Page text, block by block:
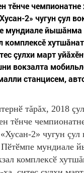
тӗнче чемпионатне
2» чугун çул
мундиале йышăнма
комплексӗ
çулхи март
вокзалта
станцисем,
тăрăх, 2018
тӗнче
2» чугун çул
Пӗтӗмпе мундиале
комплексӗ